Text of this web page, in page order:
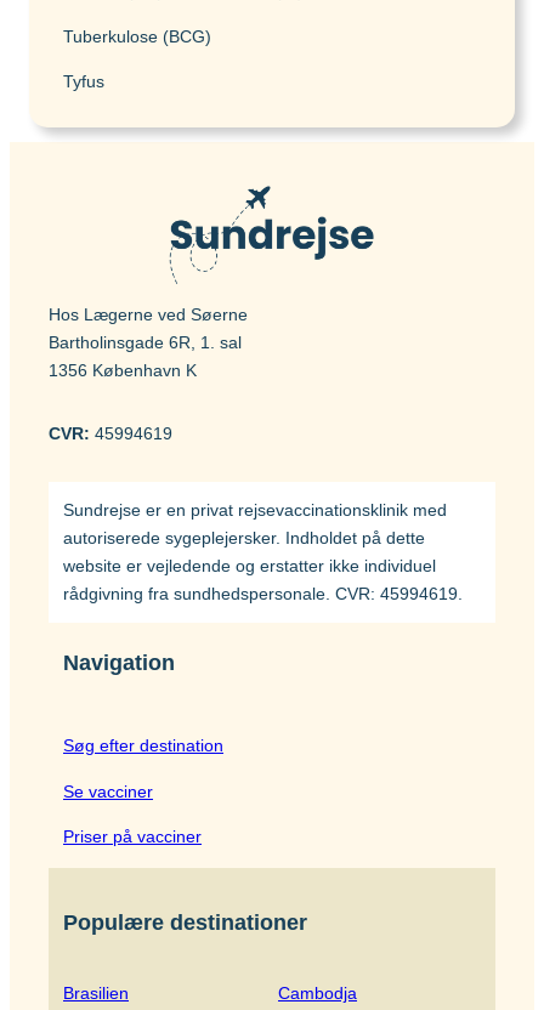
Tuberkulose (BCG)
Tyfus
Hos Lægerne ved Søerne
Bartholinsgade 6R, 1. sal
1356 København K
CVR: 45994619
Sundrejse er en privat rejsevaccinationsklinik med
autoriserede sygeplejersker. Indholdet på dette
website er vejledende og erstatter ikke individuel
rådgivning fra sundhedspersonale. CVR: 45994619.
Navigation
Søg efter destination
Se vacciner
Priser på vacciner
Populære destinationer
Brasilien Cambodja